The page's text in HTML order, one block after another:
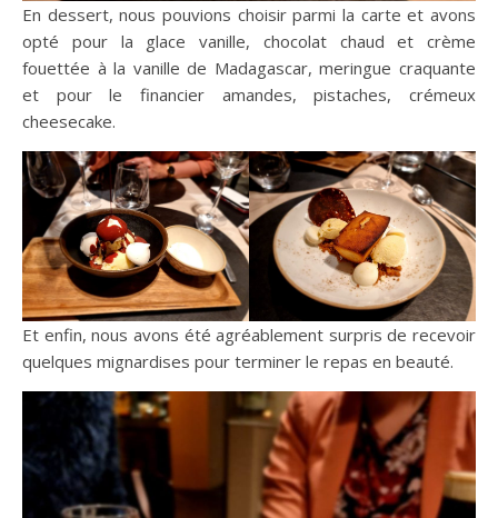
En dessert, nous pouvions choisir parmi la carte et avons
opté pour la glace vanille, chocolat chaud et crème
fouettée à la vanille de Madagascar, meringue craquante
et pour le financier amandes, pistaches, crémeux
cheesecake.
Et enfin, nous avons été agréablement surpris de recevoir
quelques mignardises pour terminer le repas en beauté.